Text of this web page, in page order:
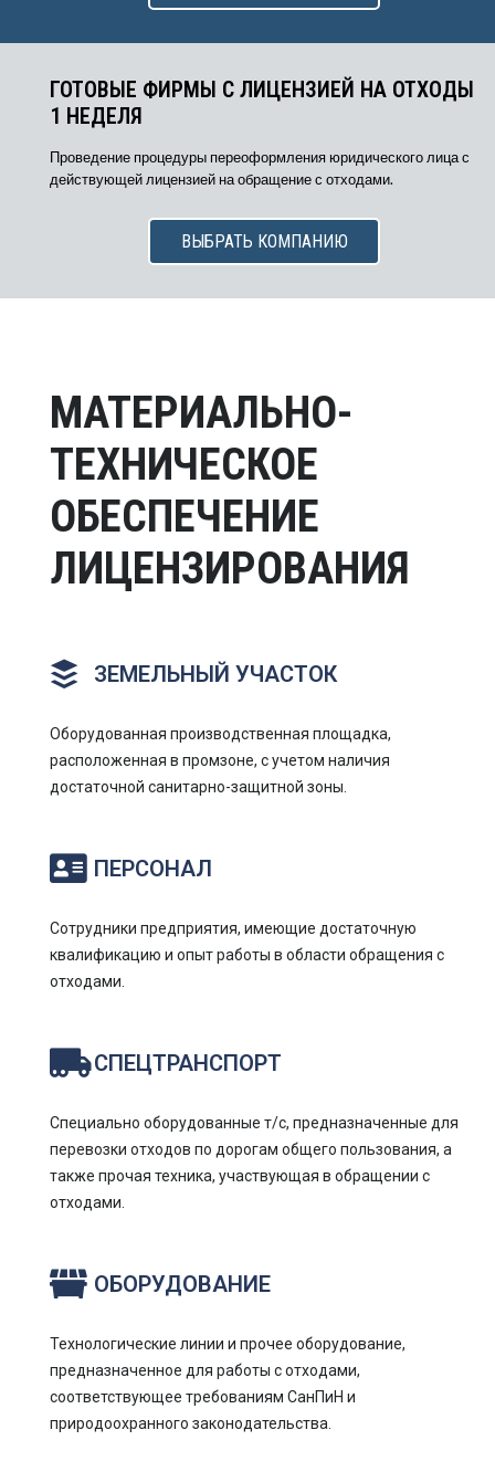
ГОТОВЫЕ ФИРМЫ С ЛИЦЕНЗИЕЙ НА ОТХОДЫ
1 НЕДЕЛЯ
Проведение процедуры переоформления юридического лица с
действующей лицензией на обращение с отходами.
ВЫБРАТЬ КОМПАНИЮ
МАТЕРИАЛЬНО-
ТЕХНИЧЕСКОЕ
ОБЕСПЕЧЕНИЕ
ЛИЦЕНЗИРОВАНИЯ
ЗЕМЕЛЬНЫЙ УЧАСТОК
Оборудованная производственная площадка,
расположенная в промзоне, с учетом наличия
достаточной санитарно-защитной зоны.
ПЕРСОНАЛ
Сотрудники предприятия, имеющие достаточную
квалификацию и опыт работы в области обращения с
отходами.
СПЕЦТРАНСПОРТ
Специально оборудованные т/с, предназначенные для
перевозки отходов по дорогам общего пользования, а
также прочая техника, участвующая в обращении с
отходами.
ОБОРУДОВАНИЕ
Технологические линии и прочее оборудование,
предназначенное для работы с отходами,
соответствующее требованиям СанПиН и
природоохранного законодательства.